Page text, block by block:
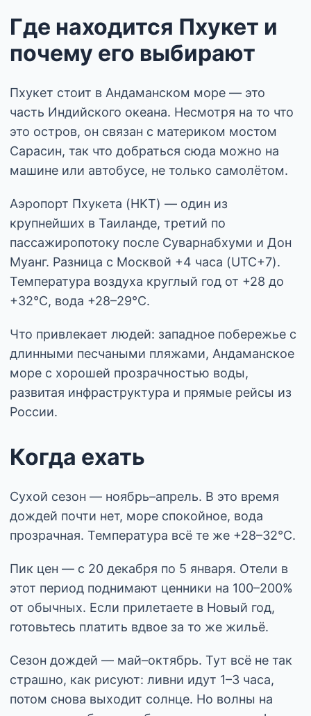
Где находится Пхукет и
почему его выбирают
Пхукет стоит в Андаманском море — это
часть Индийского океана. Несмотря на то что
это остров, он связан с материком мостом
Сарасин, так что добраться сюда можно на
машине или автобусе, не только самолётом.
Аэропорт Пхукета (HKT) — один из
крупнейших в Таиланде, третий по
пассажиропотоку после Суварнабхуми и Дон
Муанг. Разница с Москвой +4 часа (UTC+7).
Температура воздуха круглый год от +28 до
+32°C, вода +28–29°C.
Что привлекает людей: западное побережье с
длинными песчаными пляжами, Андаманское
море с хорошей прозрачностью воды,
развитая инфраструктура и прямые рейсы из
России.
Когда ехать
Сухой сезон — ноябрь–апрель. В это время
дождей почти нет, море спокойное, вода
прозрачная. Температура всё те же +28–32°C.
Пик цен — с 20 декабря по 5 января. Отели в
этот период поднимают ценники на 100–200%
от обычных. Если прилетаете в Новый год,
готовьтесь платить вдвое за то же жильё.
Сезон дождей — май–октябрь. Тут всё не так
страшно, как рисуют: ливни идут 1–3 часа,
потом снова выходит солнце. Но волны на